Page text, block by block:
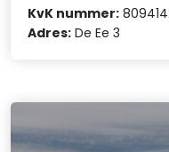
KvK nummer:
Adres: De Ee 3